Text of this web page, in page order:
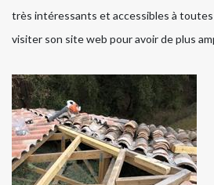
très intéressants et accessibles à
visiter son site web pour avoir de plus